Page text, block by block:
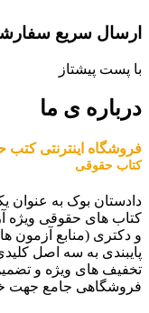
ارسال سریع
با پست پیشتاز
درباره ی ما
فروشگاه اینترنتی کتب
کتاب حقوقی
دادستان بوک به عنوان
کتاب های حقوقی ویژه
و دکتری (منابع آزمون
پایبندی به سه اصل
تخفیف های ویژه و
فروشگاهی جامع جهت